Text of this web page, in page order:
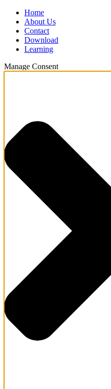
Home
About Us
Contact
Download
Learning
Manage Consent